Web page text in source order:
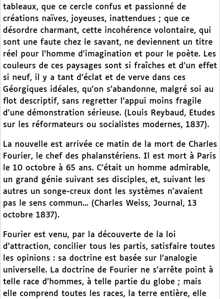
tableaux, que ce cercle confus et passionné de
créations naïves, joyeuses, inattendues ; que ce
désordre charmant, cette incohérence volontaire, qui
sont une faute chez le savant, ne deviennent un titre
réel pour l’homme d’imagination et pour le poète. Les
couleurs de ces paysages sont si fraîches et d’un effet
si neuf, il y a tant d’éclat et de verve dans ces
Géorgiques idéales, qu’on s’abandonne, malgré soi au
flot descriptif, sans regretter l’appui moins fragile
d’une démonstration sérieuse. (Louis Reybaud, Etudes
sur les réformateurs ou socialistes modernes, 1837).
La nouvelle est arrivée ce matin de la mort de Charles
Fourier, le chef des phalanstériens. Il est mort à Paris
le 10 octobre à 65 ans. C’était un homme admirable,
un grand génie suivant ses disciples, et, suivant les
autres un songe-creux dont les systèmes n’avaient
pas le sens commun... (Charles Weiss, Journal, 13
octobre 1837).
Fourier est venu, par la découverte de la loi
d’attraction, concilier tous les partis, satisfaire toutes
les opinions : sa doctrine est basée sur l’analogie
universelle. La doctrine de Fourier ne s’arrête point à
telle race d’hommes, à telle partie du globe ; mais
elle comprend toutes les races, la terre entière, elle